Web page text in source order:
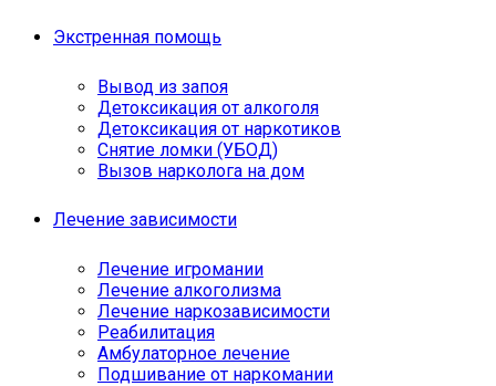
Экстренная помощь
Вывод из запоя
Детоксикация от алкоголя
Детоксикация от наркотиков
Снятие ломки (УБОД)
Вызов нарколога на дом
Лечение зависимости
Лечение игромании
Лечение алкоголизма
Лечение наркозависимости
Реабилитация
Амбулаторное лечение
Подшивание от наркомании